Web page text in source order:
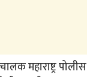
महाराष्ट्र पोलीस